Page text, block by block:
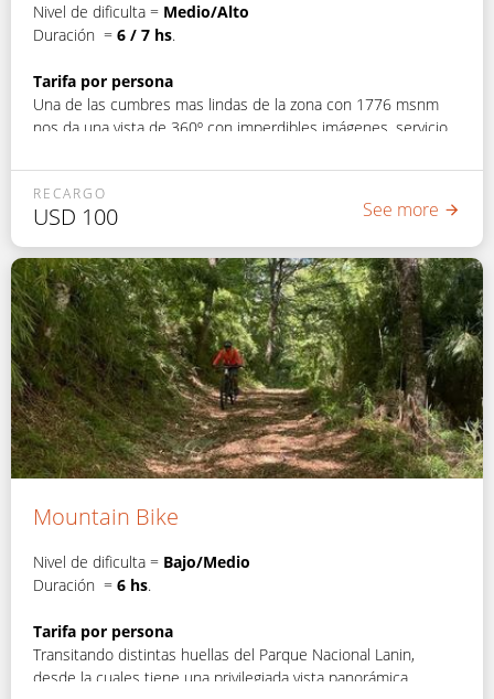
Nivel de dificulta = Medio/Alto
Duración = 6 / 7 hs.
Tarifa por persona
Una de las cumbres mas lindas de la zona con 1776 msnm
nos da una vista de 360º con imperdibles imágenes. servicio
Parque. Almuerzo incluido.
RECARGO
USD 100 See more
Mountain Bike
Nivel de dificulta = Bajo/Medio
Duración = 6 hs.
Tarifa por persona
Transitando distintas huellas del Parque Nacional Lanin,
desde la cuales tiene una privilegiada vista panorámica.